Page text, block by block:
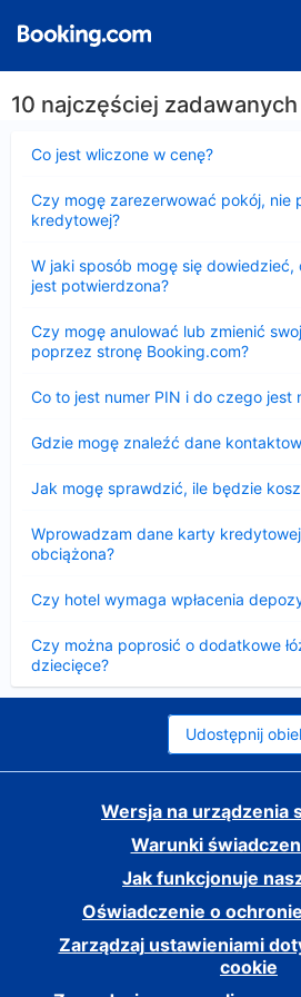
10 najczęściej
Co jest wliczone w cenę?
Czy mogę zarezerwować pokój, nie
kredytowej?
W jaki sposób mogę się
jest potwierdzona?
Czy mogę anulować lub zmienić
poprzez stronę Booking.com?
Co to jest numer PIN i do czego jest
Gdzie mogę znaleźć dane
Jak mogę sprawdzić, ile będzie
Wprowadzam dane karty
obciążona?
Czy hotel wymaga wpłacenia
Czy można poprosić o dodatkowe
dziecięce?
Udostępnij
Wersja na urządzenia
Warunki
Jak funkcjonuje
Oświadczenie o
Zarządzaj ustawieniami
cookie